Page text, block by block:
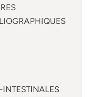
INTESTINALES